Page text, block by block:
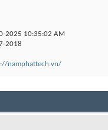
2025 10:35:02 AM
2018
namphattech.vn/